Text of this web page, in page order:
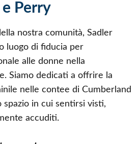
Perry
nostra comunità, Sadler
luogo di fiducia per
alle donne nella
Siamo dedicati a offrire la
nelle contee di Cumberland
spazio in cui sentirsi visti,
accuditi.